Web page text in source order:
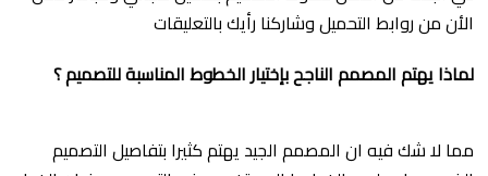
الأن من روابط التحميل وشاركنا رأيك بالتعليقات
لماذا يهتم المصمم الناجح بإختيار الخطوط المناسبة للتصميم ؟
مما لا شك فيه ان المصمم الجيد يهتم كثيرا بتفاصيل التصميم